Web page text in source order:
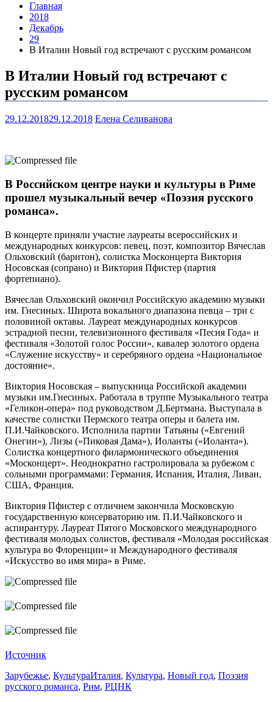
Главная
2018
Декабрь
29
В Италии Новый год встречают с русским романсом
В Италии Новый год встречают с
русским романсом
29.12.201829.12.2018 Елена Селиванова
В Российском центре науки и культуры в Риме
прошел музыкальный вечер «Поэзия русского
романса».
В концерте приняли участие лауреаты всероссийских и
международных конкурсов: певец, поэт, композитор Вячеслав
Ольховский (баритон), солистка Москонцерта Виктория
Носовская (сопрано) и Виктория Пфистер (партия
фортепиано).
Вячеслав Ольховский окончил Российскую академию музыки
им. Гнесиных. Широта вокального диапазона певца – три с
половиной октавы. Лауреат международных конкурсов
эстрадной песни, телевизионного фестиваля «Песня Года» и
фестиваля «Золотой голос России», кавалер золотого ордена
«Служение искусству» и серебряного ордена «Национальное
достояние».
Виктория Носовская – выпускница Российской академии
музыки им.Гнесиных. Работала в труппе Музыкального театра
«Геликон-опера» под руководством Д.Бертмана. Выступала в
качестве солистки Пермского театра оперы и балета им.
П.И.Чайковского. Исполнила партии Татьяны («Евгений
Онегин»), Лизы («Пиковая Дама»), Иоланты («Иоланта»).
Солистка концертного филармонического объединения
«Москонцерт». Неоднократно гастролировала за рубежом с
сольными программами: Германия, Испания, Италия, Ливан,
CШA, Франция.
Виктория Пфистер с отличием закончила Московскую
государственную консерваторию им. П.И.Чайковского и
аспирантуру. Лауреат Пятого Московского международного
фестиваля молодых солистов, фестиваля «Молодая российская
культура во Флоренции» и Международного фестиваля
«Искусство во имя мира» в Риме.
Источник
Зарубежье, КультураИталия, Культура, Новый год, Поэзия
русского романса, Рим, РЦНК